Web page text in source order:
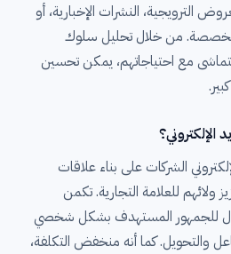
الترويجية، النشرات الإخبارية، أو
مخصصة. من خلال تحليل سلوك
مع احتياجاتهم، يمكن تحسين
الإلكتروني؟
الشركات على بناء علاقات
ولائهم للعلامة التجارية. تكمن
للجمهور المستهدف بشكل شخصي
والتحويل. كما أنه منخفض التكلفة،